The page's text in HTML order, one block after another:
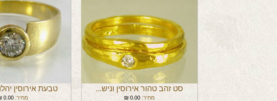
סט זהב טהור אירוסין וניש...
מחיר: 0.00
₪
טבעת אירוסין יהלום 35
מחיר: 0.00